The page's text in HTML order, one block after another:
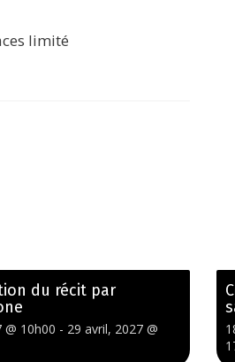
limité
du récit par
@ 10h00 - 29 avril, 2027 @